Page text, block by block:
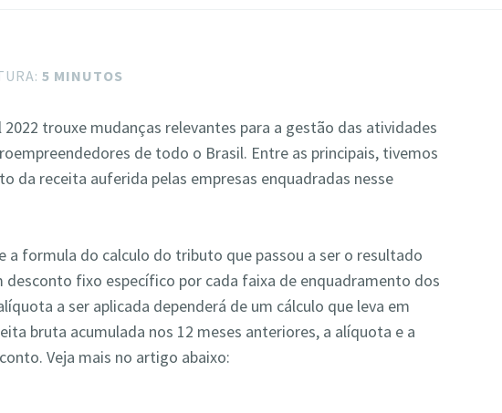
5 MINUTOS
2022 trouxe mudanças relevantes para a gestão das atividades
de todo o Brasil. Entre as principais, tivemos
da receita auferida pelas empresas enquadradas nesse
a formula do calculo do tributo que passou a ser o resultado
desconto fixo específico por cada faixa de enquadramento dos
a ser aplicada dependerá de um cálculo que leva em
bruta acumulada nos 12 meses anteriores, a alíquota e a
Veja mais no artigo abaixo: